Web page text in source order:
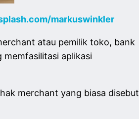
markuswinkler
atau pemilik toko, bank
memfasilitasi aplikasi
merchant yang biasa disebut